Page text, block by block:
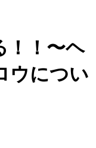
！！〜ヘ
ウについ